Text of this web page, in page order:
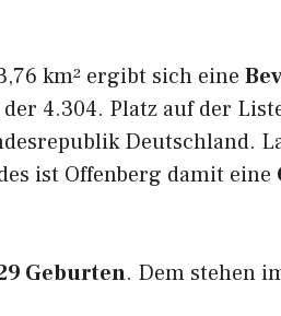
km² ergibt sich eine
4.304. Platz auf der
Deutschland.
ist Offenberg damit eine
Geburten. Dem stehen